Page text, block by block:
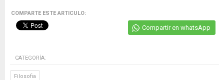
COMPARTE ESTE ARTICULO:
Compartir en whatsApp
CATEGORÍA:
Filosofia